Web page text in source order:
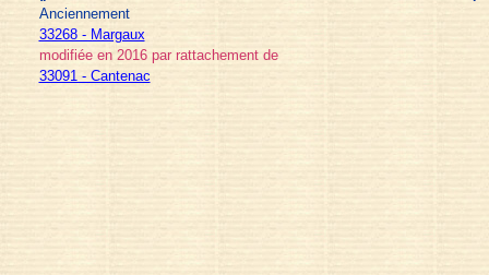
Anciennement
33268 - Margaux
modifiée en 2016 par rattachement de
33091 - Cantenac